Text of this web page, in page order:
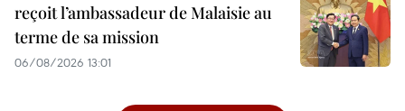
reçoit l’ambassadeur de Malaisie au
terme de sa mission
06/08/2026 13:01